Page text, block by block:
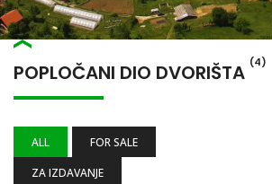
POPLOČANI DIO DVORIŠTA (4)
ALL
FOR SALE
ZA IZDAVANJE